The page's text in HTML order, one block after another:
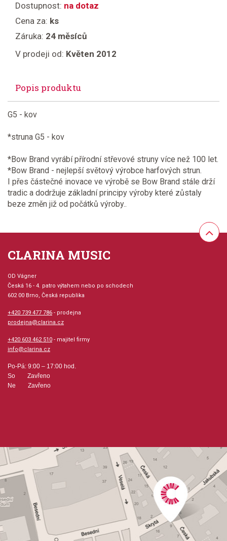
Dostupnost: na dotaz
Cena za: ks
Záruka: 24 měsíců
V prodeji od: Květen 2012
Popis produktu
G5 - kov
*struna G5 - kov
*Bow Brand vyrábí přírodní střevové struny více než 100 let.
*Bow Brand - nejlepší světový výrobce harfových strun.
I přes částečné inovace ve výrobě se Bow Brand stále drží
tradic a dodržuje základní principy výroby které zůstaly
beze změn již od počátků výroby..
CLARINA MUSIC
OD Vágner
Česká 16 - 4. patro výtahem nebo po schodech
602 00 Brno, Česká republika
+420 739 477 786 - prodejna
prodejna@clarina.cz
+420 603 462 510 - majitel firmy
info@clarina.cz
Po-Pá: 9:00 – 17:00 hod.
So Zavřeno
Ne Zavřeno